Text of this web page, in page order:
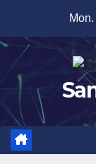
content